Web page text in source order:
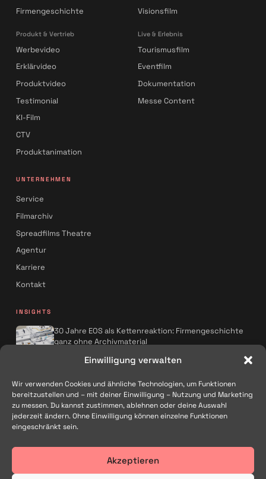
Einwilligung verwalten
Wir verwenden Cookies und ähnliche Technologien, um Funktionen
bereitzustellen und – mit deiner Einwilligung – Nutzung und Marketing
zu messen. Du kannst zustimmen, ablehnen oder deine Auswahl
jederzeit ändern. Ohne Einwilligung können einzelne Funktionen
eingeschränkt sein.
Akzeptieren
Firmengeschichte
Produkt & Vertrieb
Werbevideo
Erklärvideo
Produktvideo
Testimonial
KI-Film
CTV
Produktanimation
Visionsfilm
Live & Erlebnis
Tourismusfilm
Eventfilm
Dokumentation
Messe Content
UNTERNEHMEN
Service
Filmarchiv
Spreadfilms Theatre
Agentur
Karriere
Kontakt
INSIGHTS
30 Jahre EOS als Kettenreaktion: Firmengeschichte
ganz ohne Archivmaterial
Spreadfilms x AQMOS: Wie KI die
Kampagnenproduktion neu denkt
Alle Artikel→
FOLGEN
Filmproduktion und Kreativagentur in Traunstein – für Marken im
gesamten deutschsprachigen Raum.